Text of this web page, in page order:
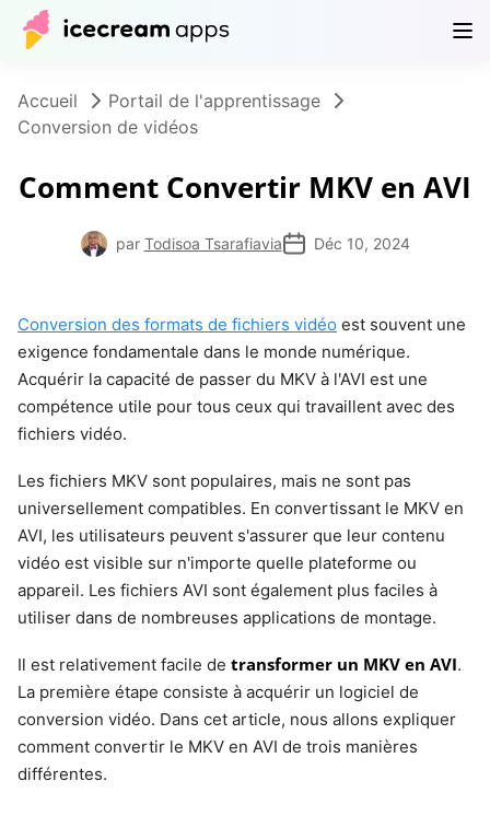
Produits Aide
Accueil
Portail de l'apprentissage
Conversion de vidéos
Comment Convertir MKV en AVI
par Todisoa Tsarafiavia Déc 10, 2024
Conversion des formats de fichiers vidéo est souvent une
exigence fondamentale dans le monde numérique.
Acquérir la capacité de passer du MKV à l'AVI est une
compétence utile pour tous ceux qui travaillent avec des
fichiers vidéo.
Les fichiers MKV sont populaires, mais ne sont pas
universellement compatibles. En convertissant le MKV en
AVI, les utilisateurs peuvent s'assurer que leur contenu
vidéo est visible sur n'importe quelle plateforme ou
appareil. Les fichiers AVI sont également plus faciles à
utiliser dans de nombreuses applications de montage.
Il est relativement facile de transformer un MKV en AVI.
La première étape consiste à acquérir un logiciel de
conversion vidéo. Dans cet article, nous allons expliquer
comment convertir le MKV en AVI de trois manières
différentes.